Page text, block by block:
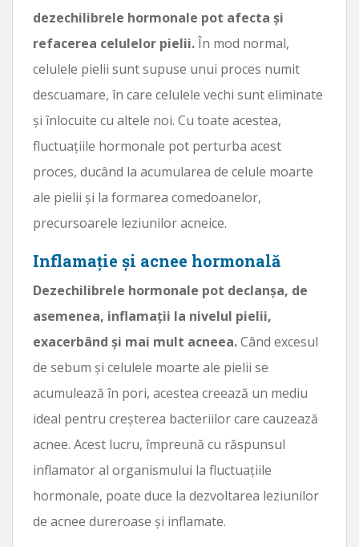
dezechilibrele hormonale pot afecta și
refacerea celulelor pielii.În mod normal,
celulele pielii sunt supuse unui proces numit
descuamare, în care celulele vechi sunt eliminate
și înlocuite cu altele noi. Cu toate acestea,
fluctuațiile hormonale pot perturba acest
proces, ducând la acumularea de celule moarte
ale pielii și la formarea comedoanelor,
precursoarele leziunilor acneice.
Inflamație și acnee hormonală
Dezechilibrele hormonale pot declanșa, de
asemenea, inflamații la nivelul pielii,
exacerbând și mai mult acneea.Când excesul
de sebum și celulele moarte ale pielii se
acumulează în pori, acestea creează un mediu
ideal pentru creșterea bacteriilor care cauzează
acnee. Acest lucru, împreună cu răspunsul
inflamator al organismului la fluctuațiile
hormonale, poate duce la dezvoltarea leziunilor
de acnee dureroase și inflamate.